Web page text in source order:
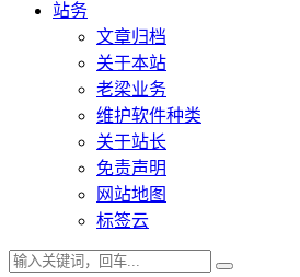
站务
文章归档
关于本站
老梁业务
维护软件种类
关于站长
免责声明
网站地图
标签云